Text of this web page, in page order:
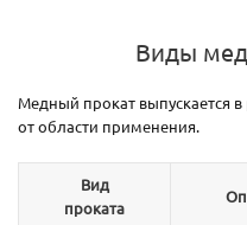
Виды
Медный прокат выпускается
от области применения.
Вид
проката